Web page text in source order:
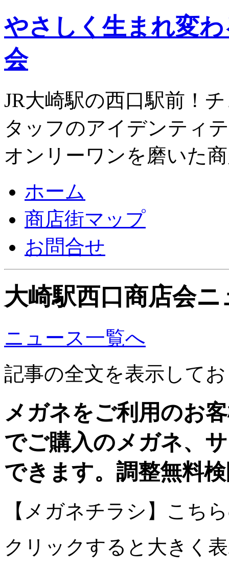
やさしく生まれ変
会
JR大崎駅の西口駅前！
タッフのアイデンティ
オンリーワンを磨いた
ホーム
商店街マップ
お問合せ
大崎駅西口商店会ニ
ニュース一覧へ
記事の全文を表示して
メガネをご利用のお
でご購入のメガネ、
できます。調整無料
【メガネチラシ】こち
クリックすると大きく